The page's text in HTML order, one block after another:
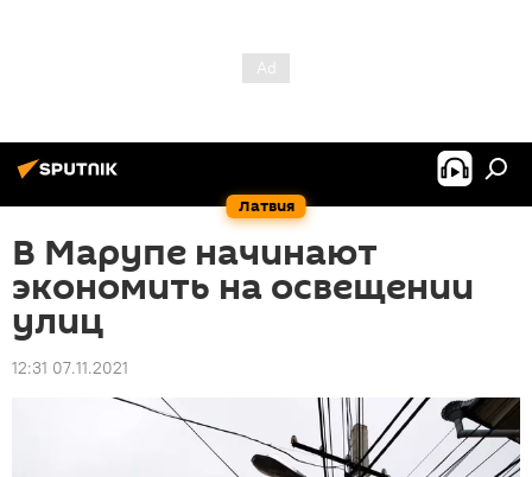
Латвия
В Марупе начинают
экономить на освещении
улиц
12:31 07.11.2021